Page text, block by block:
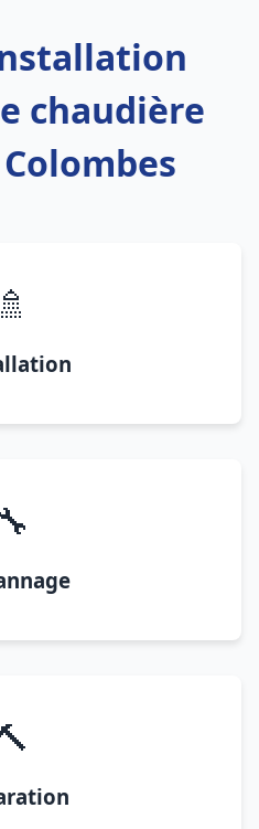
chaudière
🚿
🔧